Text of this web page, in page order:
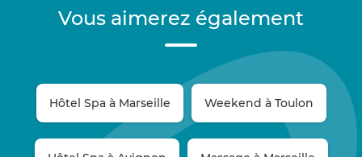
Vous aimerez également
Hôtel Spa à Marseille Weekend à Toulon